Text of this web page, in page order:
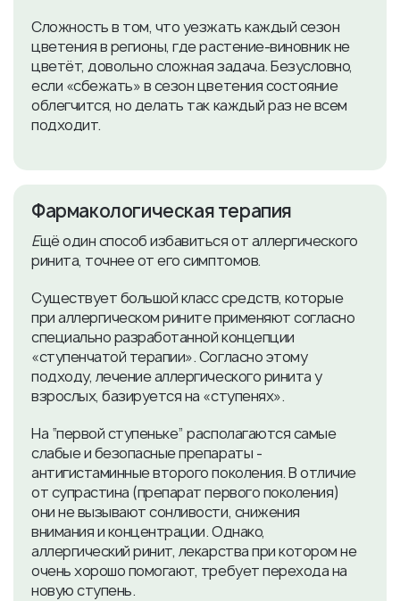
Сложность в том, что уезжать каждый сезон
цветения в регионы, где растение-виновник не
цветёт, довольно сложная задача. Безусловно,
если «сбежать» в сезон цветения состояние
облегчится, но делать так каждый раз не всем
подходит.
​Фармакологическая терапия
Ещё один способ избавиться от аллергического
ринита, точнее от его симптомов.
Существует большой класс средств, которые
при аллергическом рините применяют согласно
специально разработанной концепции
«ступенчатой терапии». Согласно этому
подходу, лечение аллергического ринита у
взрослых, базируется на «ступенях».
На “первой ступеньке” располагаются самые
слабые и безопасные препараты -
антигистаминные второго поколения. В отличие
от супрастина (препарат первого поколения)
они не вызывают сонливости, снижения
внимания и концентрации. Однако,
аллергический ринит, лекарства при котором не
очень хорошо помогают, требует перехода на
новую ступень.